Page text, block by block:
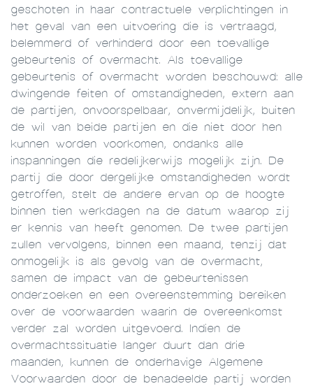
geschoten in haar contractuele verplichtingen in
het geval van een uitvoering die is vertraagd,
belemmerd of verhinderd door een toevallige
gebeurtenis of overmacht. Als toevallige
gebeurtenis of overmacht worden beschouwd: alle
dwingende feiten of omstandigheden, extern aan
de partijen, onvoorspelbaar, onvermijdelijk, buiten
de wil van beide partijen en die niet door hen
kunnen worden voorkomen, ondanks alle
inspanningen die redelijkerwijs mogelijk zijn. De
partij die door dergelijke omstandigheden wordt
getroffen, stelt de andere ervan op de hoogte
binnen tien werkdagen na de datum waarop zij
er kennis van heeft genomen. De twee partijen
zullen vervolgens, binnen een maand, tenzij dat
onmogelijk is als gevolg van de overmacht,
samen de impact van de gebeurtenissen
onderzoeken en een overeenstemming bereiken
over de voorwaarden waarin de overeenkomst
verder zal worden uitgevoerd. Indien de
overmachtssituatie langer duurt dan drie
maanden, kunnen de onderhavige Algemene
Voorwaarden door de benadeelde partij worden